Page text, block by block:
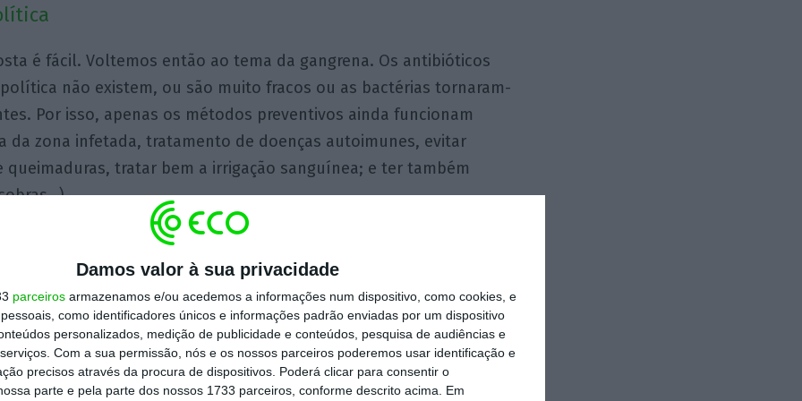
Damos valor à sua privacidade
parceiros armazenamos e/ou acedemos a informações num dispositivo, como cookies, e
como identificadores únicos e informações padrão enviadas por um dispositivo
personalizados, medição de publicidade e conteúdos, pesquisa de audiências e
Com a sua permissão, nós e os nossos parceiros poderemos usar identificação e
precisos através da procura de dispositivos. Poderá clicar para consentir o
parte e pela parte dos nossos 1733 parceiros, conforme descrito acima. Em
é fácil. Voltemos então ao tema da gangrena. Os antibióticos
não existem, ou são muito fracos ou as bactérias tornaram-
Por isso, apenas os métodos preventivos ainda funcionam
da zona infetada, tratamento de doenças autoimunes, evitar
queimaduras, tratar bem a irrigação sanguínea; e ter também
longo de séculos com os seres humanos, a conclusão é que o
contra a gangrena política continua a ser a amputação. Isso é
funciona sempre: Por exemplo, não se pode ainda amputar o
ou o fígado. E mesmo em relação a extremidades (braços e
e hesitações podem levar a que não seja viável a intervenção a